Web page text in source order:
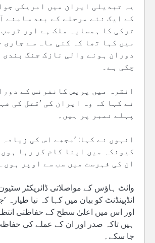
یہ تبدیلی ایران میں امریکی
کے ایک نئے مرحلے کے بعد سامنے
ترکی کا ہمسایہ ملک ہے اور
میں کہا تھا کہ کئی ماہ سے جاری
دوران ہونے والی نازک جنگ بندی
چکی ہے۔
انقرہ میں پریس کانفرنس کے
نے کہا کہ وہ ایران کی ’قتل کی
پہلے نمبر پر ہیں۔
انہوں نے کہا: ’مجھے اس کی
کیونکہ میں اپنا کام کر رہا
ان کی فہرست میں سب سے اوپر
وائٹ ہاؤس کے مواصلاتی ڈائریکٹر
انڈپینڈنٹ کو بیان میں کہا کہ نیا طیارہ
اور اس میں اعلیٰ سطح کے حفاظتی
ہیں تاکہ صدر اور ان کے عملے کی
جا سکے۔